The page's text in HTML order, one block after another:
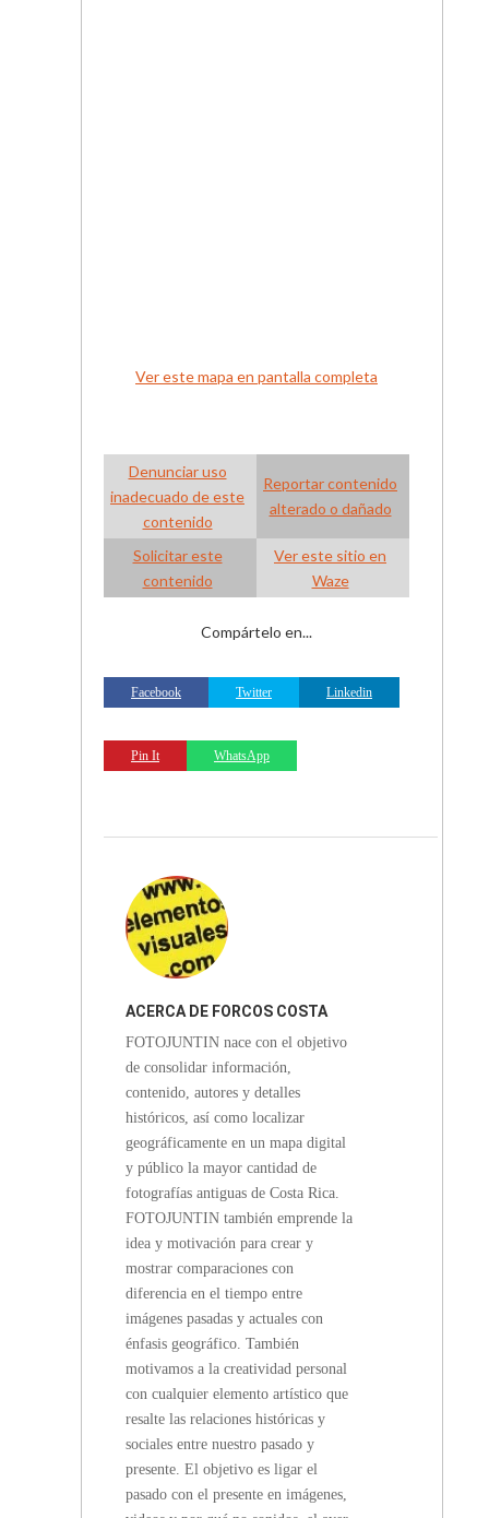
Ver este mapa en pantalla completa
Denunciar uso
inadecuado de este
contenido
Reportar contenido
alterado o dañado
Solicitar este
contenido
Ver este sitio en
Waze
Compártelo en...
Facebook Twitter Linkedin
Pin It WhatsApp
ACERCA DE FORCOS COSTA
RICA
FOTOJUNTIN nace con el objetivo
de consolidar información,
contenido, autores y detalles
históricos, así como localizar
geográficamente en un mapa digital
y público la mayor cantidad de
fotografías antiguas de Costa Rica.
FOTOJUNTIN también emprende la
idea y motivación para crear y
mostrar comparaciones con
diferencia en el tiempo entre
imágenes pasadas y actuales con
énfasis geográfico. También
motivamos a la creatividad personal
con cualquier elemento artístico que
resalte las relaciones históricas y
sociales entre nuestro pasado y
presente. El objetivo es ligar el
pasado con el presente en imágenes,